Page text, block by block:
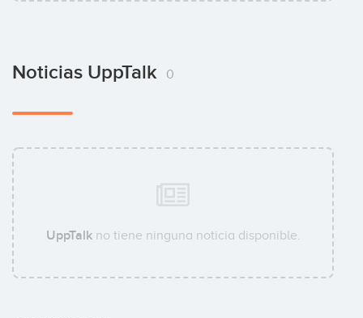
Noticias UppTalk 0
UppTalkno tiene ninguna noticia disponible.